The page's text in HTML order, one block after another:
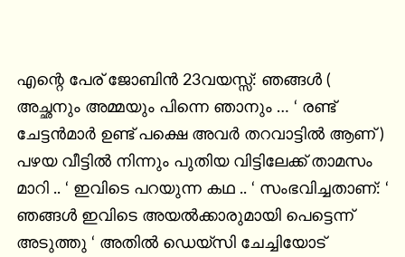
എന്റെ പേര് ജോബിൻ 23വയസ്സ്: ഞങ്ങൾ (
അച്ഛനും അമ്മയും പിന്നെ ഞാനും … ‘ രണ്ട്
ചേട്ടൻമാർ ഉണ്ട് പക്ഷെ അവർ തറവാട്ടിൽ ആണ് )
പഴയ വീട്ടിൽ നിന്നും പുതിയ വിട്ടിലേക്ക് താമസം
മാറി .. ‘ ഇവിടെ പറയുന്ന കഥ .. ‘ സംഭവിച്ചതാണ്: ‘
ഞങ്ങൾ ഇവിടെ അയൽക്കാരുമായി പെട്ടെന്ന്
അടുത്തു ‘ അതിൽ ഡെയ്സി ചേച്ചിയോട്